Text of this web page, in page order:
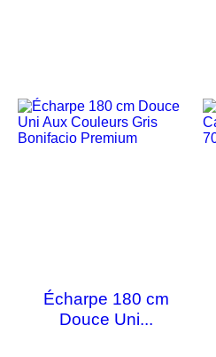
Écharpe 180 cm
Douce Uni...